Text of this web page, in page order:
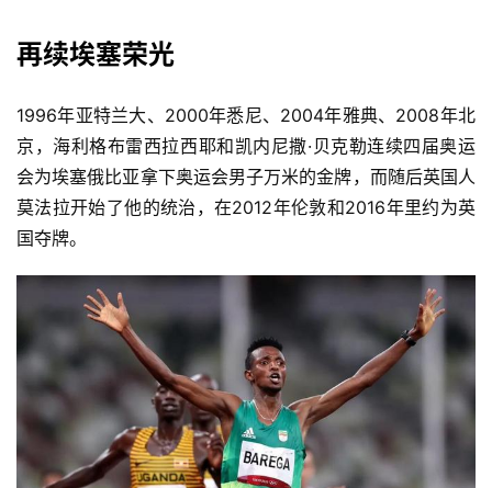
再续埃塞荣光
1996年亚特兰大、2000年悉尼、2004年雅典、2008年北
京，海利格布雷西拉西耶和凯内尼撒·贝克勒连续四届奥运
会为埃塞俄比亚拿下奥运会男子万米的金牌，而随后英国人
莫法拉开始了他的统治，在2012年伦敦和2016年里约为英
国夺牌。